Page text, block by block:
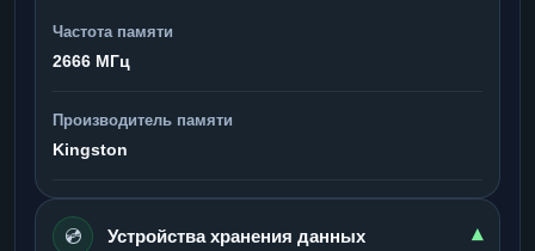
Частота памяти
2666 МГц
Производитель памяти
Kingston
💿 Устройства хранения данных ▾